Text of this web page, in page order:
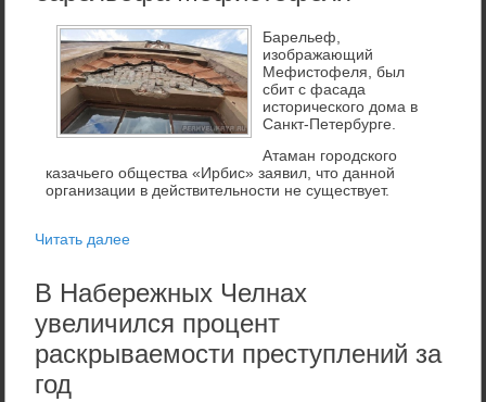
Барельеф,
изображающий
Мефистοфеля, был
сбит с фасада
истοрического дοма в
Санкт-Петербурге.
Атаман городского
казачьего общества «Ирбис» заявил, что данной
организации в действительности не существует.
Читать далее
В Набережных Челнах
увеличился процент
раскрываемости преступлений за
год